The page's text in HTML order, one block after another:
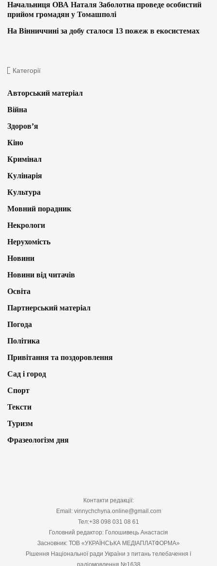
Начальниця ОВА Наталя Заболотна проведе особистий
прийом громадян у Томашполі
На Вінниччині за добу сталося 13 пожеж в екосистемах
Категорії
Авторський матеріал
Війна
Здоров’я
Кіно
Кримінал
Кулінарія
Культура
Мовний порадник
Некрологи
Нерухомість
Новини
Новини від читачів
Освіта
Партнерський матеріал
Погода
Політика
Привітання та поздоровлення
Сад і город
Спорт
Тексти
Туризм
Фразеологізм дня
Контакти редакції:
Email: vinnychchyna.online@gmail.com
Тел:+38 098 031 08 61
Головний редактор: Голошивець Анастасія
Засновник: ТОВ «УКРАЇНСЬКА МЕДІАПЛАТФОРМА»
Рішення Національної ради України з питань телебачення і
радіомовлення №1638